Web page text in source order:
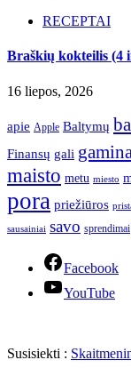
RECEPTAI
Braškių kokteilis (4
16 liepos, 2026
apie Apple Baltymų
Finansų gali gamina
maisto metu miesto
pora priežiūros
sausainiai savo sprendimai
Facebook
YouTube
Susisiekti :